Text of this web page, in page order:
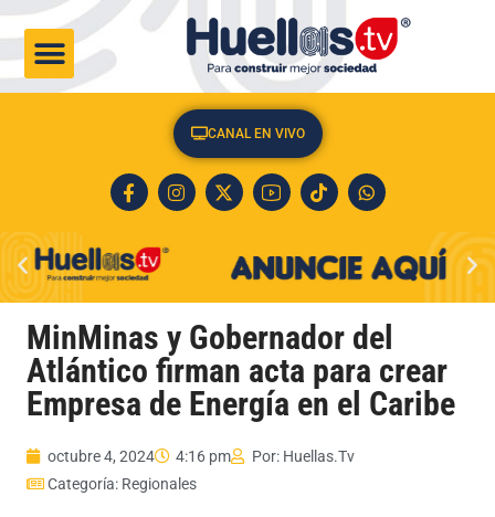
CANAL EN VIVO
MinMinas y Gobernador del
Atlántico firman acta para crear
Empresa de Energía en el Caribe
octubre 4, 2024 4:16 pm Por: Huellas.Tv
Categoría: Regionales